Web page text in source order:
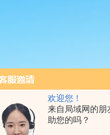
欢迎您！
来自局域网的朋
助您的吗？
仪，溶解氧分析仪